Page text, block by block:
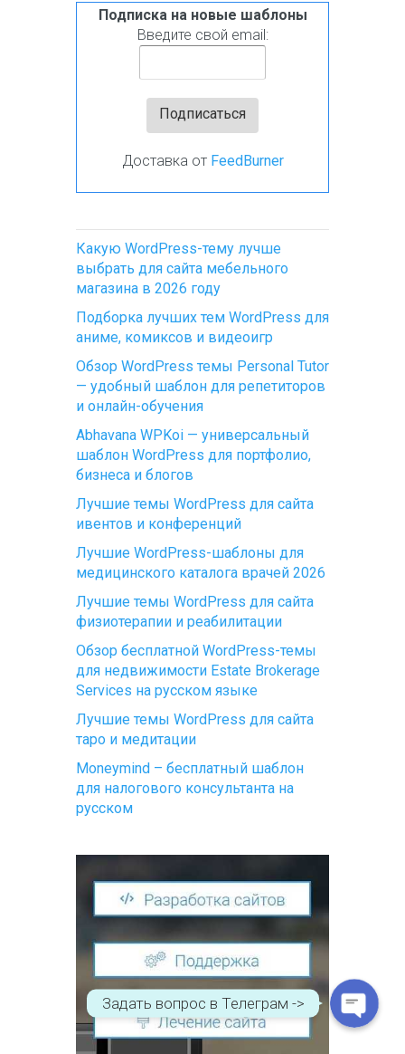
Подписка на новые шаблоны
Введите свой email:
Доставка от FeedBurner
Какую WordPress-тему лучше
выбрать для сайта мебельного
магазина в 2026 году
Подборка лучших тем WordPress для
аниме, комиксов и видеоигр
Обзор WordPress темы Personal Tutor
— удобный шаблон для репетиторов
и онлайн-обучения
Abhavana WPKoi — универсальный
шаблон WordPress для портфолио,
бизнеса и блогов
Лучшие темы WordPress для сайта
ивентов и конференций
Лучшие WordPress-шаблоны для
медицинского каталога врачей 2026
Лучшие темы WordPress для сайта
физиотерапии и реабилитации
Обзор бесплатной WordPress-темы
для недвижимости Estate Brokerage
Services на русском языке
Лучшие темы WordPress для сайта
таро и медитации
Moneymind – бесплатный шаблон
для налогового консультанта на
русском
Задать вопрос в Телеграм ->